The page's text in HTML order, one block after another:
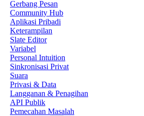
Gerbang Pesan
Community Hub
Aplikasi Pribadi
Keterampilan
Slate Editor
Variabel
Personal Intuition
Sinkronisasi Privat
Suara
Privasi & Data
Langganan & Penagihan
API Publik
Pemecahan Masalah